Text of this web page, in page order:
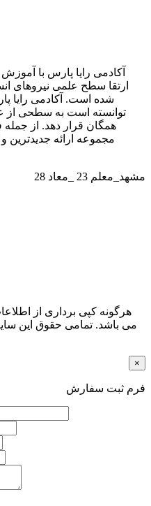
آکادمی رایا پارس با
ارتقا سطح علمی نیروهای
توانسته است به سطحی از
همگان قرار دهد. از
مجموعه ارائه جدیدترین
28 مشهد_معلم 23 _معاد
هرگونه کپی برداری از
می باشد. تمامی حقوق این
×
فرم ثبت سفارش